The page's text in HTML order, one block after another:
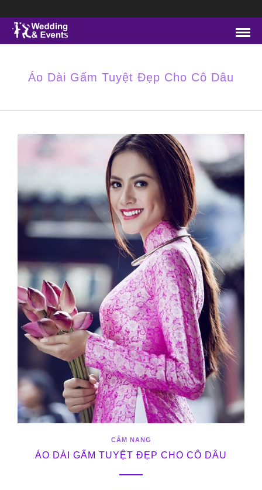
Áo Dài Gấm Tuyệt Đẹp Cho Cô Dâu
CẨM NANG
ÁO DÀI GẤM TUYỆT ĐẸP CHO CÔ DÂU